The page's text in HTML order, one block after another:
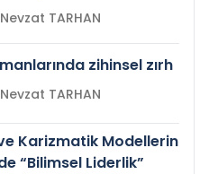
Prof.Dr. Nevzat TARHAN
zihinsel zırh
Prof.Dr. Nevzat TARHAN
Karizmatik Modellerin
“Bilimsel Liderlik”